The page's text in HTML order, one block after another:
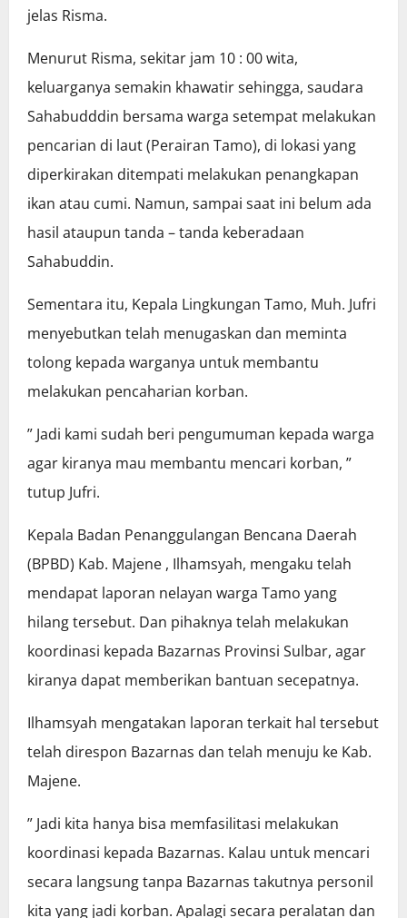
jelas Risma.
Menurut Risma, sekitar jam 10 : 00 wita,
keluarganya semakin khawatir sehingga, saudara
Sahabudddin bersama warga setempat melakukan
pencarian di laut (Perairan Tamo), di lokasi yang
diperkirakan ditempati melakukan penangkapan
ikan atau cumi. Namun, sampai saat ini belum ada
hasil ataupun tanda – tanda keberadaan
Sahabuddin.
Sementara itu, Kepala Lingkungan Tamo, Muh. Jufri
menyebutkan telah menugaskan dan meminta
tolong kepada warganya untuk membantu
melakukan pencaharian korban.
” Jadi kami sudah beri pengumuman kepada warga
agar kiranya mau membantu mencari korban, ”
tutup Jufri.
Kepala Badan Penanggulangan Bencana Daerah
(BPBD) Kab. Majene , Ilhamsyah, mengaku telah
mendapat laporan nelayan warga Tamo yang
hilang tersebut. Dan pihaknya telah melakukan
koordinasi kepada Bazarnas Provinsi Sulbar, agar
kiranya dapat memberikan bantuan secepatnya.
Ilhamsyah mengatakan laporan terkait hal tersebut
telah direspon Bazarnas dan telah menuju ke Kab.
Majene.
” Jadi kita hanya bisa memfasilitasi melakukan
koordinasi kepada Bazarnas. Kalau untuk mencari
secara langsung tanpa Bazarnas takutnya personil
kita yang jadi korban. Apalagi secara peralatan dan